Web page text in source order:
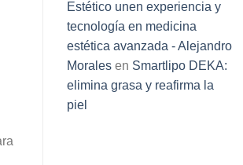
Estético unen experiencia y
tecnología en medicina
estética avanzada - Alejandro
Moralesen Smartlipo DEKA:
elimina grasa y reafirma la
piel